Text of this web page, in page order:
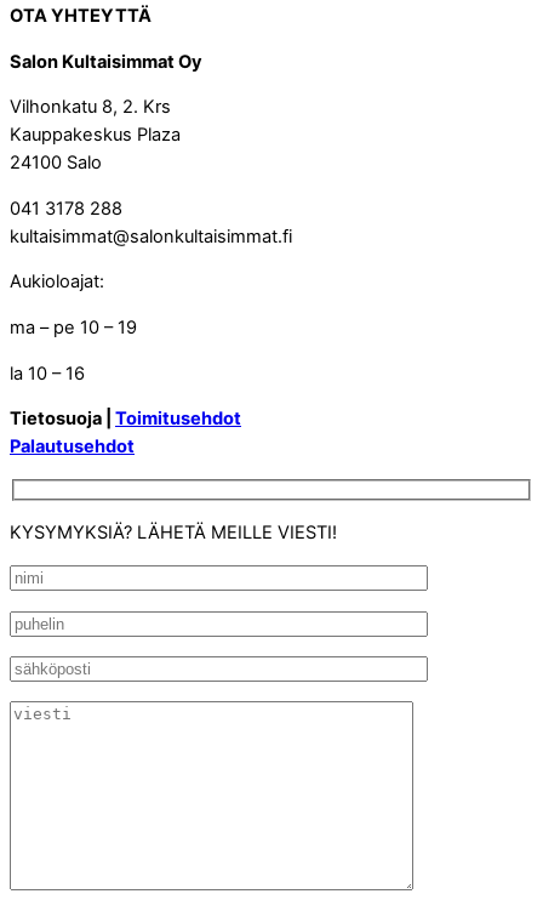
OTA YHTEYTTÄ
Salon Kultaisimmat Oy
Vilhonkatu 8, 2. Krs
Kauppakeskus Plaza
24100 Salo
041 3178 288
kultaisimmat@salonkultaisimmat.fi
Aukioloajat:
ma – pe 10 – 19
la 10 – 16
Tietosuoja | Toimitusehdot
Palautusehdot
KYSYMYKSIÄ? LÄHETÄ MEILLE VIESTI!